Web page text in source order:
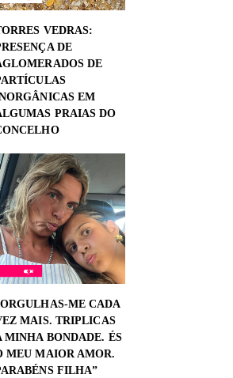
VEDRAS:
DE
DE
EM
PRAIAS DO
ME CADA
MAIS. TRIPLICAS
MINHA BONDADE. ÉS
MEU MAIOR AMOR.
FILHA”